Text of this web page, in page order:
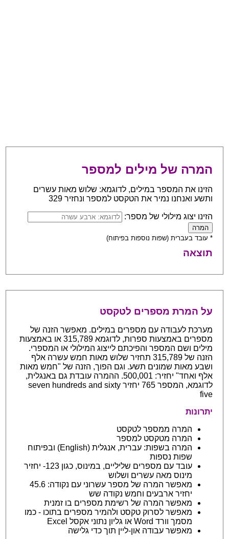
המרה של מילים למספר
הזינו את המספר במילים, לדוגמא: שלוש מאות עשרים
ותשע ואנחנו נמיר את הטקסט למספר ונחזיר 329
הזינו יצוג מילולי של מספר:
* עובד בעברית (שפות נוספות בפיתוח)
תוצאה
על המרת מספרים לטקסט
מערכת לעבודה עם מספרים במילים. מאפשר הזנה של
מספרים באמצעות ספרות, לדוגמא 315,789 או באמצעות
מילים ושם המספר והפיכתם לייצוג המילולי או המספרי.
הזנה של 315,789 תחזיר שלוש מאות חמש עשרה אלף
ושבע מאות שמונים תשע. וגם הפוך, הזנה של "חמש מאות
אלף ואחד" יחזיר: 500,001. ההמרה עובדת גם באנגלית,
לדוגמא, המספר 765 יחזיר seven hundreds and sixty
five
יתרונות
המרה ממספר לטקסט
המרה מטקסט למספר
המרה בשפות: עברית, אנגלית (English) ובפיתוח
שפות נספות
עובד עם מספרים שליליים, במינוס, כגון 123- יחזיר
מינוס מאה עשרים ושלוש
מאפשר המרה של מספר עשרוני עם נקודה: 45.6
יחזיר ארבעים וחמש נקודה שש
מאפשר המרה של רשימת מספרים בו זמנית
מאפשר לסרוק טקסט ולהמיר מספרים בתוכו - כמו
מסמך וורד Word או גליון נתוני אקסל Excel
מאפשר עבודה און-ליין תוך כדי גלישה